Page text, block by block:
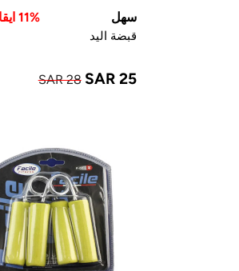
سهل 11% ايقاف
قبضة اليد
SAR 28 SAR 25